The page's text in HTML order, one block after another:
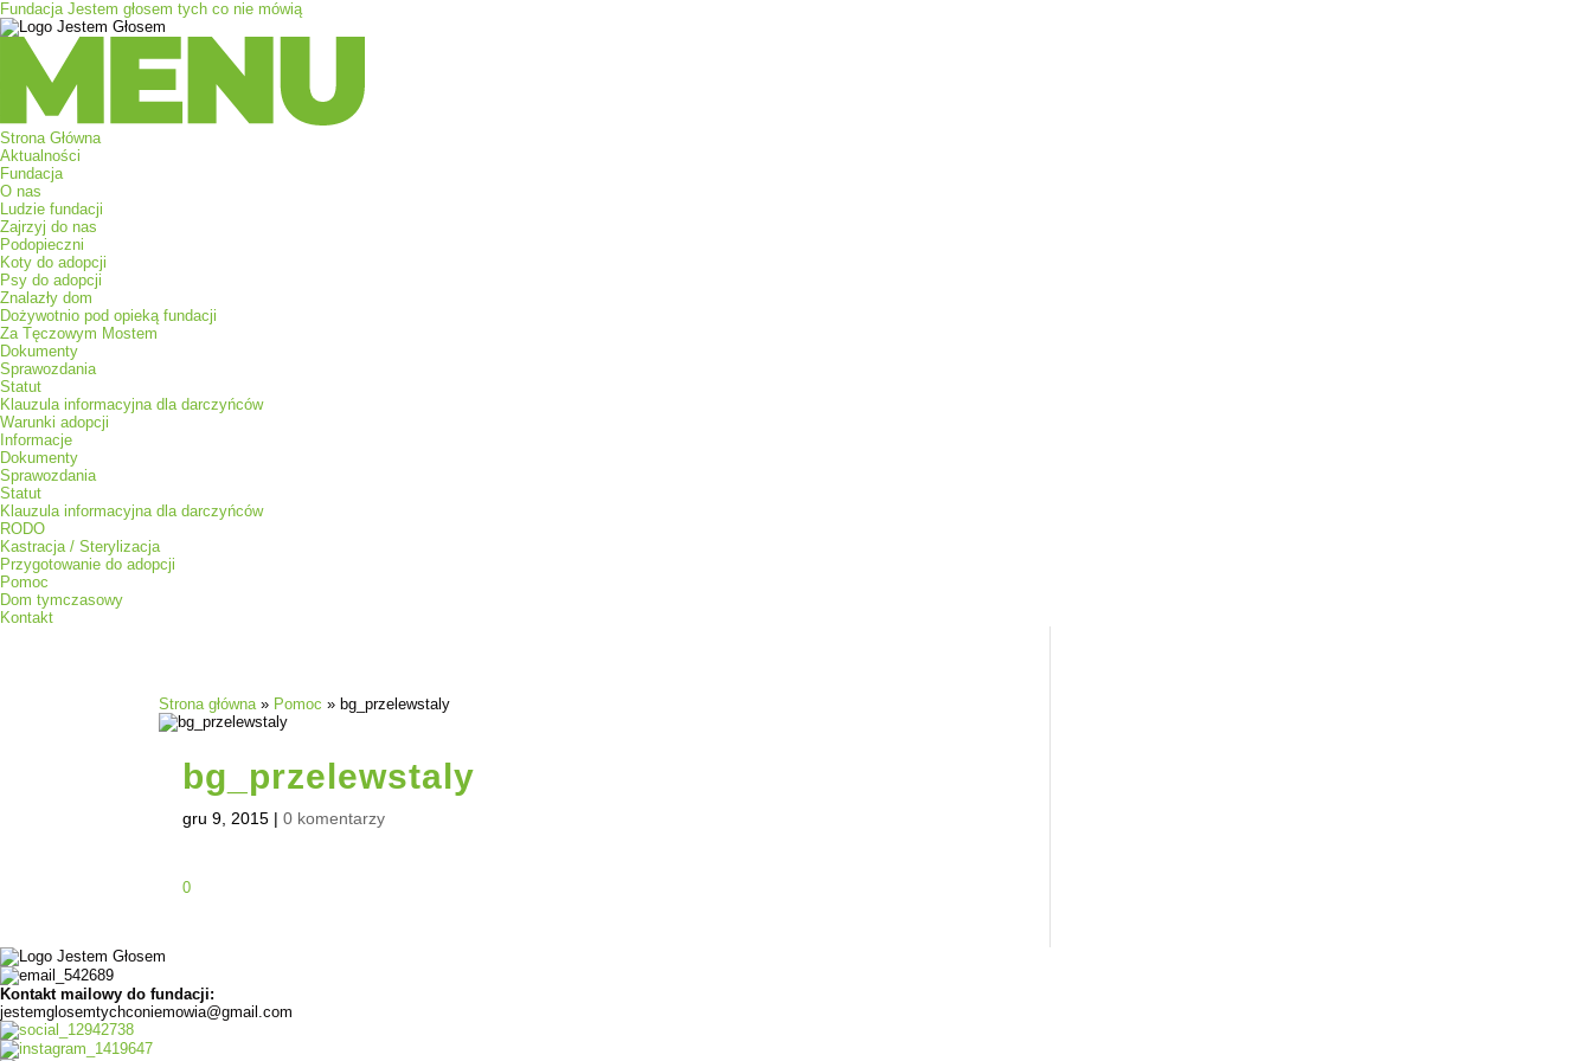
Fundacja Jestem głosem tych co nie mówią
Menu
Strona Główna
Aktualności
Fundacja
O nas
Ludzie fundacji
Zajrzyj do nas
Podopieczni
Koty do adopcji
Psy do adopcji
Znalazły dom
Dożywotnio pod opieką fundacji
Za Tęczowym Mostem
Dokumenty
Sprawozdania
Statut
Klauzula informacyjna dla darczyńców
Warunki adopcji
Informacje
Dokumenty
Sprawozdania
Statut
Klauzula informacyjna dla darczyńców
RODO
Kastracja / Sterylizacja
Przygotowanie do adopcji
Pomoc
Dom tymczasowy
Kontakt
Strona główna » Pomoc » bg_przelewstaly
bg_przelewstaly
gru 9, 2015 |0 komentarzy
0
Kontakt mailowy do fundacji:
jestemglosemtychconiemowia@gmail.com